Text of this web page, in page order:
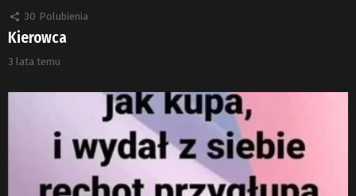
30 Polubienia
Kierowca
3 lata temu